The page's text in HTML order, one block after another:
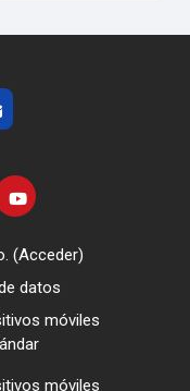
(Acceder)
datos
móviles
móviles